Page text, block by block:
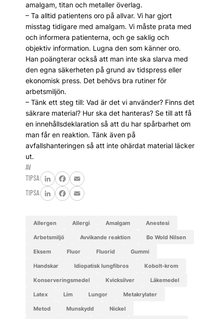
amalgam, titan och metaller överlag.
– Ta alltid patientens oro på allvar. Vi har gjort
misstag tidigare med amalgam. Vi måste prata med
och informera patienterna, och ge saklig och
objektiv information. Lugna den som känner oro.
Han poängterar också att man inte ska slarva med
den egna säkerheten på grund av tidspress eller
ekonomisk press. Det behövs bra rutiner för
arbetsmiljön.
– Tänk ett steg till: Vad är det vi använder? Finns det
säkrare material? Hur ska det hanteras? Se till att få
en innehålls­deklaration så att du har spårbarhet om
man får en reaktion. Tänk även på
avfallshanteringen så att inte ohärdat material läcker
ut.
AV
TIPSA
LinkedInFacebook
Email
TIPSA
LinkedInFacebook
Email
allergen allergi Amalgam anestesi
arbetsmiljö avvikande reaktion Bo Wold Nilsen
eksem fluor fluorid gummi
handskar idiopatisk lungfibros kobolt-krom
konserveringsmedel kvicksilver läkemedel
latex lim lungor metakrylater
metod munskydd nickel